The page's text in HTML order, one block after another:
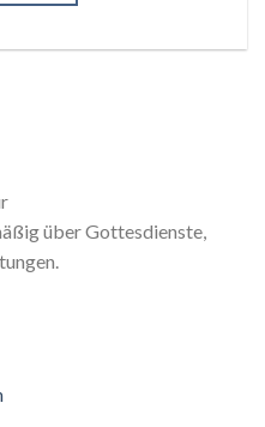
über Gottesdienste,